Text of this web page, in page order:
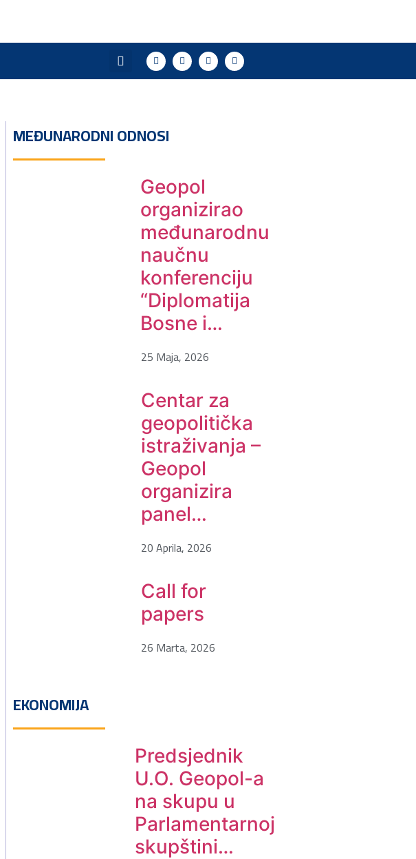
MEĐUNARODNI ODNOSI
Geopol
organizirao
međunarodnu
naučnu
konferenciju
“Diplomatija
Bosne i…
25 Maja, 2026
Centar za
geopolitička
istraživanja –
Geopol
organizira
panel…
20 Aprila, 2026
Call for
papers
26 Marta, 2026
EKONOMIJA
Predsjednik
U.O. Geopol-a
na skupu u
Parlamentarnoj
skupštini…